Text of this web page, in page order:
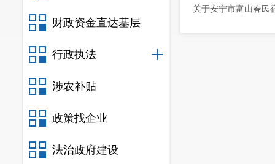
财政资金直达基层
行政执法
涉农补贴
政策找企业
法治政府建设
关于安宁市富山春民